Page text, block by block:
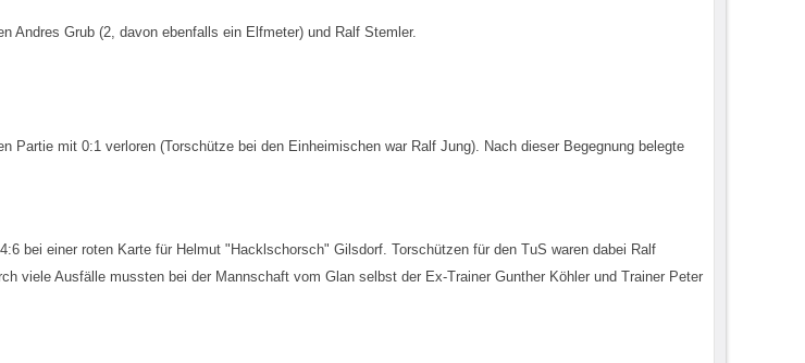
Andres Grub (2, davon ebenfalls ein Elfmeter) und Ralf Stemler.
mit 0:1 verloren (Torschütze bei den Einheimischen war Ralf Jung). Nach dieser Begegnung belegte
bei einer roten Karte für Helmut "Hacklschorsch" Gilsdorf. Torschützen für den TuS waren dabei Ralf
viele Ausfälle mussten bei der Mannschaft vom Glan selbst der Ex-Trainer Gunther Köhler und Trainer Peter